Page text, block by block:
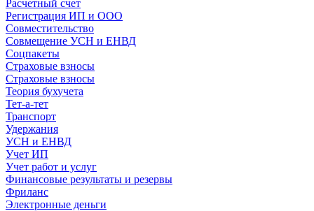
Расчетный счет
Регистрация ИП и ООО
Совместительство
Совмещение УСН и ЕНВД
Соцпакеты
Страховые взносы
Страховые взносы
Теория бухучета
Тет-а-тет
Транспорт
Удержания
УСН и ЕНВД
Учет ИП
Учет работ и услуг
Финансовые результаты и резервы
Фриланс
Электронные деньги